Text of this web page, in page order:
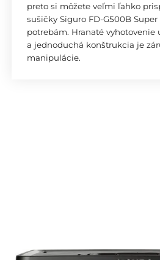
preto si môžete veľmi ľahko
sušičky Siguro FD-G500B
potrebám. Hranaté
a jednoduchá konštrukcia je
manipulácie.